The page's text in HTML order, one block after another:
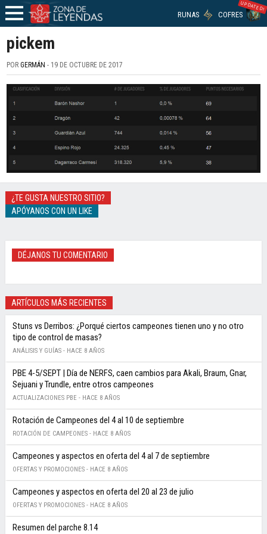
RUNAS COFRES
UPDATED!
pickem
PORGERMÁN - 19 DE OCTUBRE DE 2017
¿TE GUSTA NUESTRO SITIO?
APÓYANOS CON UN LIKE
DÉJANOS TU COMENTARIO
ARTÍCULOS MÁS RECIENTES
Stuns vs Derribos: ¿Porqué ciertos campeones tienen uno y no otro
tipo de control de masas?
ANÁLISIS Y GUÍAS - HACE 8 AÑOS
PBE 4-5/SEPT | Día de NERFS, caen cambios para Akali, Braum, Gnar,
Sejuani y Trundle, entre otros campeones
ACTUALIZACIONES PBE - HACE 8 AÑOS
Rotación de Campeones del 4 al 10 de septiembre
ROTACIÓN DE CAMPEONES - HACE 8 AÑOS
Campeones y aspectos en oferta del 4 al 7 de septiembre
OFERTAS Y PROMOCIONES - HACE 8 AÑOS
Campeones y aspectos en oferta del 20 al 23 de julio
OFERTAS Y PROMOCIONES - HACE 8 AÑOS
Resumen del parche 8.14